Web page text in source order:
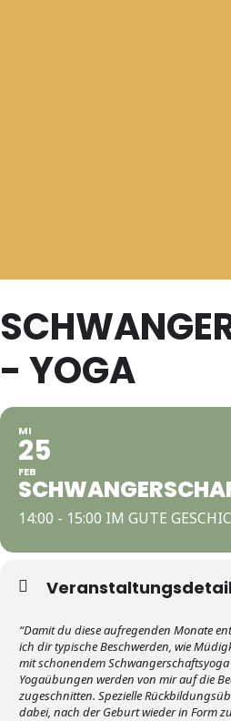
- YOGA
MI
25
FEB
14:00 - 15:00 IM GUTE
“Damit du diese aufregenden Monate
ich dir typische Beschwerden, wie
mit schonendem
Yogaübungen werden von mir auf die
zugeschnitten. Spezielle
dabei, nach der Geburt wieder in Form